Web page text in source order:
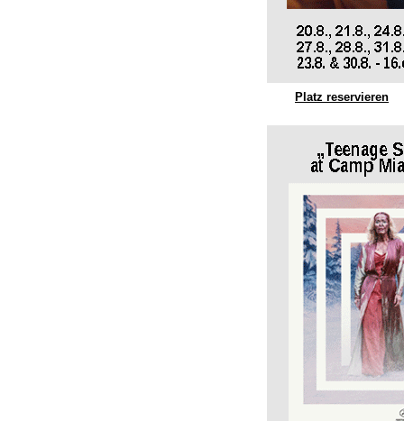
Platz reservieren